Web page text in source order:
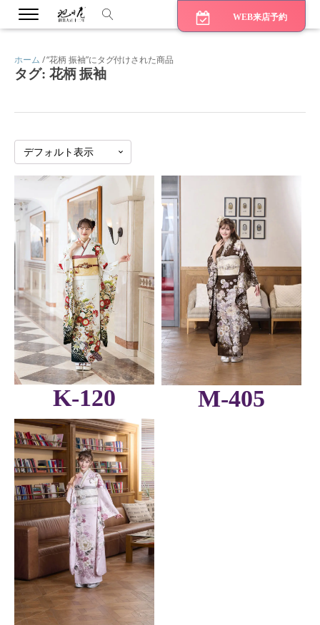
WEB来店予約
ホーム / “花柄 振袖”にタグ付けされた商品
タグ: 花柄 振袖
K-120 M-405